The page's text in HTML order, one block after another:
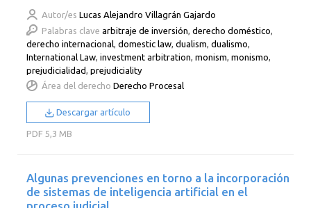
Autor/es Lucas Alejandro Villagrán Gajardo
Palabras clave arbitraje de inversión ,derecho doméstico
derecho internacional ,domestic law ,dualism ,dualismo
International Law ,investment arbitration ,monism ,monismo
prejudicialidad ,prejudiciality
Área del derecho Derecho Procesal
Descargar artículo
PDF 5,3 MB
Algunas prevenciones en torno a la incorporación
de sistemas de inteligencia artificial en el